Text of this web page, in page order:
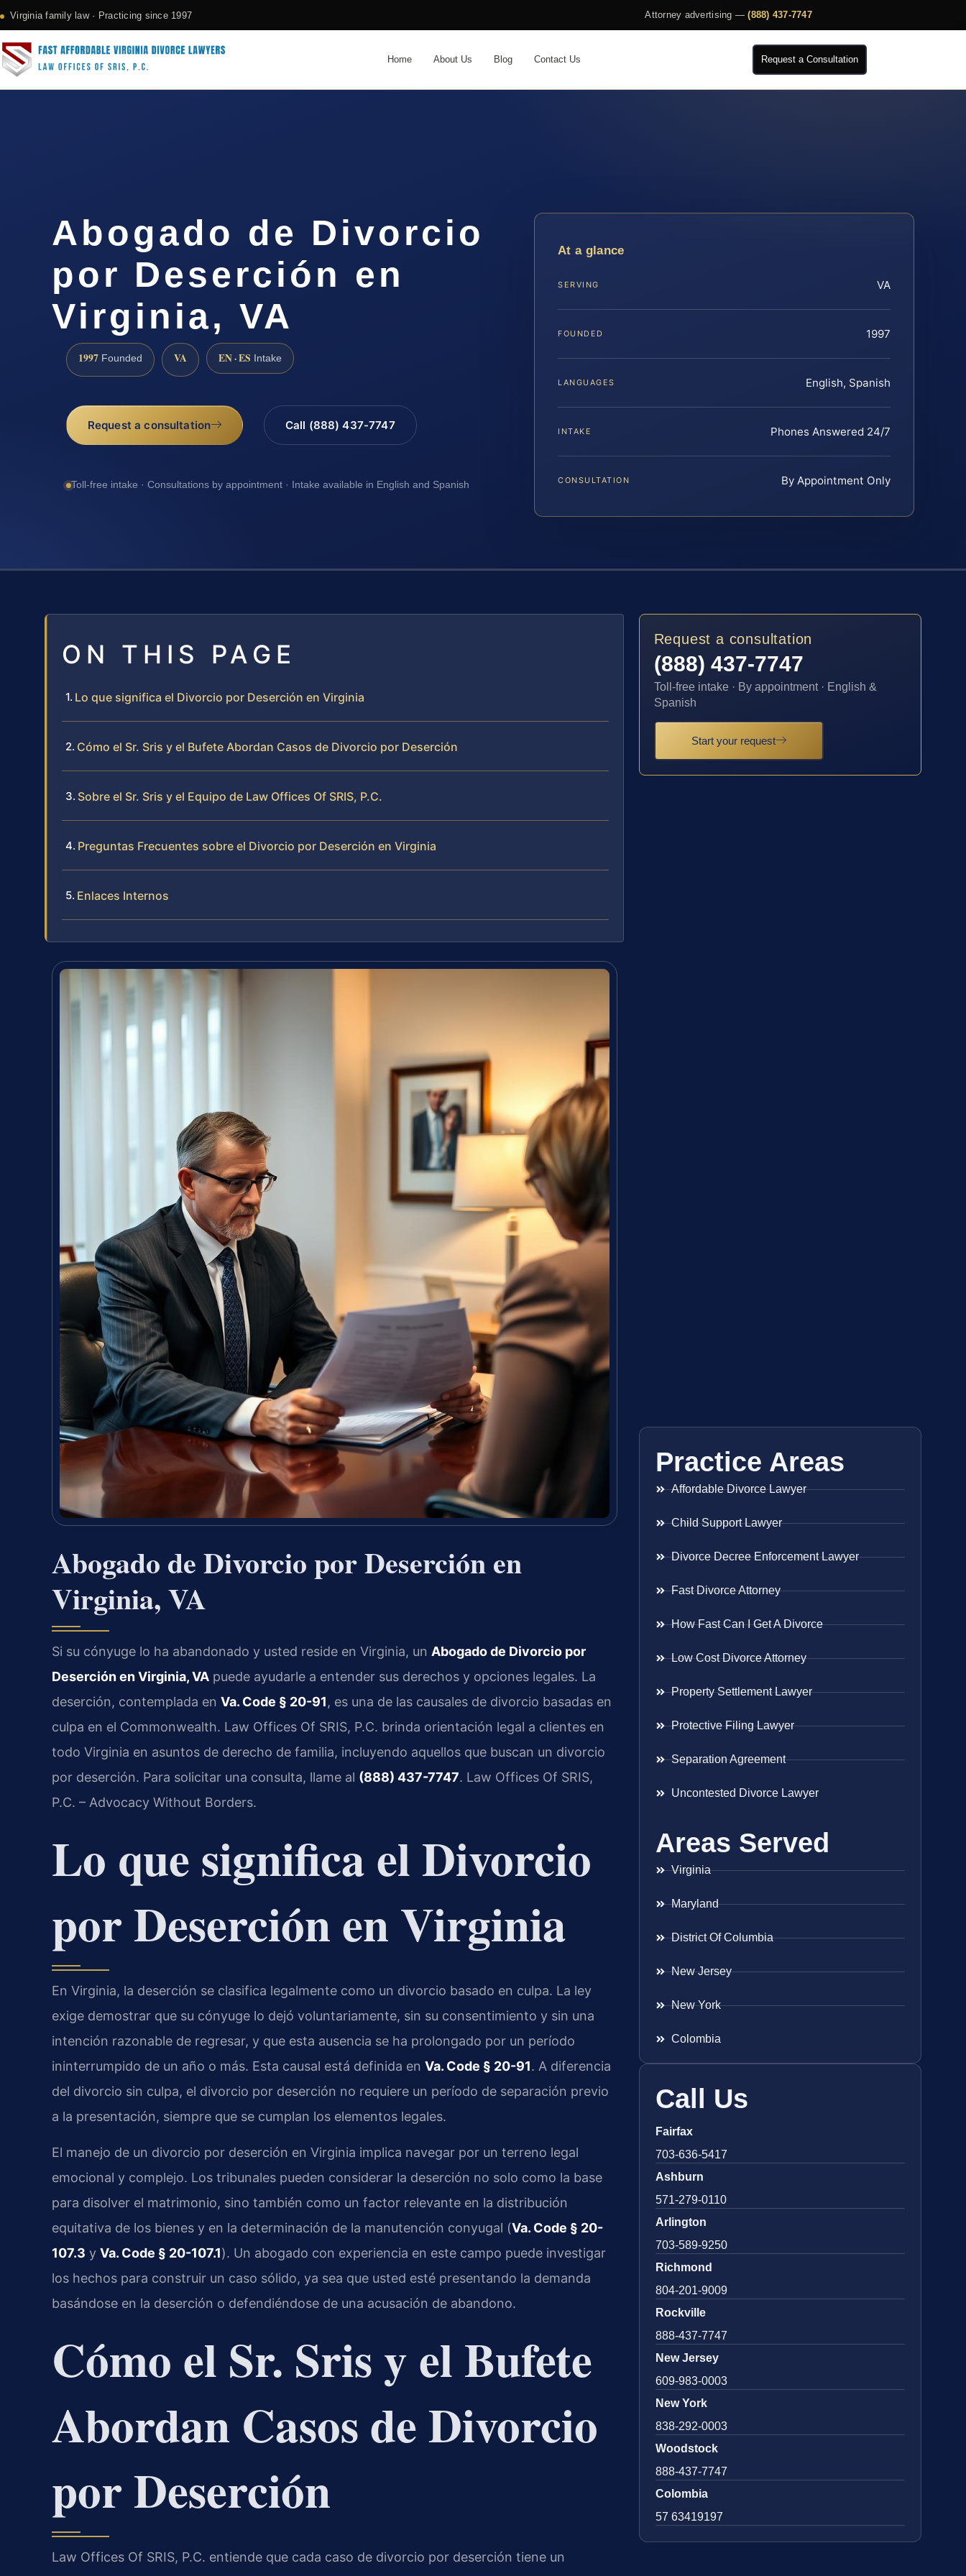
Virginia family law · Practicing since 1997 Attorney advertising —(888) 437-7747
Home About Us Blog Contact Us Request a Consultation
Abogado de Divorcio
por Deserción en
Virginia, VA
1997 Founded VA EN · ES Intake
Request a consultation Call (888) 437-7747
Toll-free intake · Consultations by appointment · Intake available in English and Spanish
At a glance
SERVING VA
FOUNDED 1997
LANGUAGES English, Spanish
INTAKE Phones Answered 24/7
CONSULTATION By Appointment Only
ON THIS PAGE
Lo que significa el Divorcio por Deserción en Virginia
Cómo el Sr. Sris y el Bufete Abordan Casos de Divorcio por Deserción
Sobre el Sr. Sris y el Equipo de Law Offices Of SRIS, P.C.
Preguntas Frecuentes sobre el Divorcio por Deserción en Virginia
Enlaces Internos
Abogado de Divorcio por Deserción en
Virginia, VA
Si su cónyuge lo ha abandonado y usted reside en Virginia, un Abogado de Divorcio por
Deserción en Virginia, VA puede ayudarle a entender sus derechos y opciones legales. La
deserción, contemplada en Va. Code § 20-91, es una de las causales de divorcio basadas en
culpa en el Commonwealth. Law Offices Of SRIS, P.C. brinda orientación legal a clientes en
todo Virginia en asuntos de derecho de familia, incluyendo aquellos que buscan un divorcio
por deserción. Para solicitar una consulta, llame al (888) 437-7747. Law Offices Of SRIS,
P.C. – Advocacy Without Borders.
Lo que significa el Divorcio
por Deserción en Virginia
En Virginia, la deserción se clasifica legalmente como un divorcio basado en culpa. La ley
exige demostrar que su cónyuge lo dejó voluntariamente, sin su consentimiento y sin una
intención razonable de regresar, y que esta ausencia se ha prolongado por un período
ininterrumpido de un año o más. Esta causal está definida en Va. Code § 20-91. A diferencia
del divorcio sin culpa, el divorcio por deserción no requiere un período de separación previo
a la presentación, siempre que se cumplan los elementos legales.
El manejo de un divorcio por deserción en Virginia implica navegar por un terreno legal
emocional y complejo. Los tribunales pueden considerar la deserción no solo como la base
para disolver el matrimonio, sino también como un factor relevante en la distribución
equitativa de los bienes y en la determinación de la manutención conyugal (Va. Code § 20-
107.3 y Va. Code § 20-107.1). Un abogado con experiencia en este campo puede investigar
los hechos para construir un caso sólido, ya sea que usted esté presentando la demanda
basándose en la deserción o defendiéndose de una acusación de abandono.
Cómo el Sr. Sris y el Bufete
Abordan Casos de Divorcio
por Deserción
Law Offices Of SRIS, P.C. entiende que cada caso de divorcio por deserción tiene un
Request a consultation
(888) 437-7747
Toll-free intake · By appointment · English &
Spanish
Start your request
Practice Areas
Affordable Divorce Lawyer
Child Support Lawyer
Divorce Decree Enforcement Lawyer
Fast Divorce Attorney
How Fast Can I Get A Divorce
Low Cost Divorce Attorney
Property Settlement Lawyer
Protective Filing Lawyer
Separation Agreement
Uncontested Divorce Lawyer
Areas Served
Virginia
Maryland
District Of Columbia
New Jersey
New York
Colombia
Call Us
Fairfax
703-636-5417
Ashburn
571-279-0110
Arlington
703-589-9250
Richmond
804-201-9009
Rockville
888-437-7747
New Jersey
609-983-0003
New York
838-292-0003
Woodstock
888-437-7747
Colombia
57 63419197